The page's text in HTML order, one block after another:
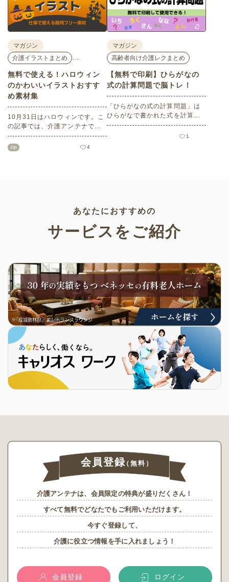
ポートします。
してください。
マガジン
介護イラストまとめ
…
無料で使える！ハロウィン
のかわいいイラストおすす
め素材集
10月31日はハロウィンです。こ
の記事では、介護アンテナで扱
う高齢者向けイラスト素材か
ら、ハロウィンにちなんだおば
zip 4
マガジン
高齢者向け介護レクまとめ
【無料で印刷】ひらがなの
式の計算問題で脳トレ！
「ひらがなの式の計算問題」は
ひらがなで書かれた式を計算す
る問題です。想像力やワーキン
グメモリのトレーニングとして
1
あなたにおすすめの
サービスをご紹介
会員登録（無料）
介護アンテナは、会員限定の特典が盛りだくさん！
すべて無料でどなたでもご利用いただけます。
今すぐ登録して、
介護に役立つ情報を手に入れましょう！
会員登録 ログイン